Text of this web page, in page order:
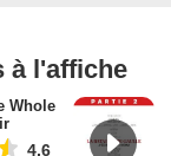
à l'affiche
Whole
4,6